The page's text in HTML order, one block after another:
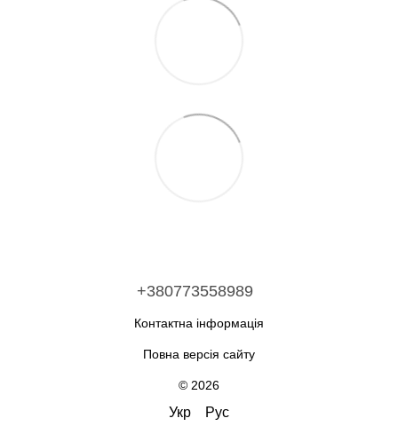
+380773558989
Контактна інформація
Повна версія сайту
© 2026
Укр Рус